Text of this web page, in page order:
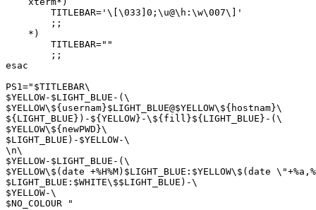
        TITLEBAR='\[\033]0;\u@\h:\w\007\]'
        ;;
    *)
        TITLEBAR=""
        ;;
esac
PS1="$TITLEBAR\
$YELLOW-$LIGHT_BLUE-(\
$YELLOW\${usernam}$LIGHT_BLUE@$YELLOW\${hostnam}\
${LIGHT_BLUE})-${YELLOW}-\${fill}${LIGHT_BLUE}-(\
$YELLOW\${newPWD}\
$LIGHT_BLUE)-$YELLOW-\
\n\
$YELLOW-$LIGHT_BLUE-(\
$YELLOW\$(date +%H%M)$LIGHT_BLUE:$YELLOW\$(date
$LIGHT_BLUE:$WHITE\$$LIGHT_BLUE)-\
$YELLOW-\
$NO_COLOUR "